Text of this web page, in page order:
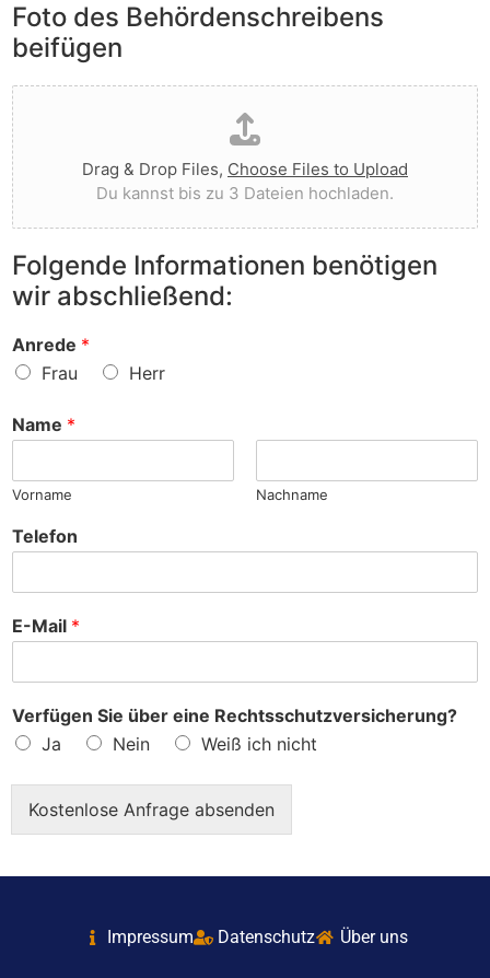
v
o
r
g
e
w
o
r
f
e
n
?
l
i
e
t
I
h
n
e
n
v
o
r
?
e
A
n
e
r
k
u
n
g
e
n
z
u
S
a
c
e
Foto des Behördenschreibens
beifügen
D
a
t
e
i
h
o
h
l
d
e
n
Drag & Drop Files, Choose Files to Upload
Du kannst bis zu 3 Dateien hochladen.
Folgende Informationen benötigen
wir abschließend:
Anrede *
Frau
Herr
Name *
Vorname Nachname
Telefon
E-Mail *
Verfügen Sie über eine Rechtsschutzversicherung?
Ja
Nein Weiß ich nicht
Kostenlose Anfrage absenden
Impressum Datenschutz Über uns